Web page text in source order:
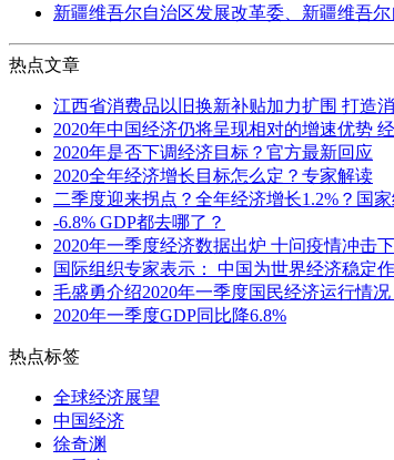
新疆维吾尔自治区发展改革委、新疆维吾
热点文章
江西省消费品以旧换新补贴加力扩围 打造
2020年中国经济仍将呈现相对的增速优势
2020年是否下调经济目标？官方最新回应
2020全年经济增长目标怎么定？专家解读
二季度迎来拐点？全年经济增长1.2%？国
-6.8% GDP都去哪了？
2020年一季度经济数据出炉 十问疫情冲击
国际组织专家表示： 中国为世界经济稳定
毛盛勇介绍2020年一季度国民经济运行情
2020年一季度GDP同比降6.8%
热点标签
全球经济展望
中国经济
徐奇渊